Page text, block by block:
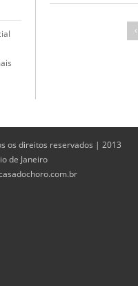
‹
os direitos reservados | 2013
de Janeiro